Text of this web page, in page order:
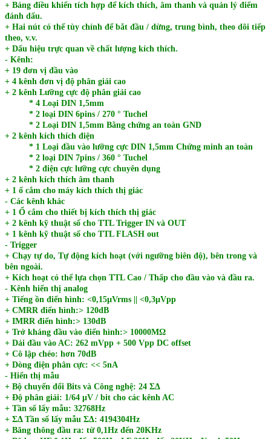
+ Bảng điều khiển tích hợp để kích thích, âm thanh và quản lý điểm
đánh dấu.
+ Hai nút có thể tùy chỉnh để bắt đầu / dừng, trung bình, theo dõi tiếp
theo, v.v.
+ Dấu hiệu trực quan về chất lượng kích thích.
- Kênh:
+ 19 đơn vị đầu vào
+ 4 kênh đơn vị độ phân giải cao
+ 2 kênh Lưỡng cực độ phân giải cao
* 4 Loại DIN 1,5mm
* 2 loại DIN 6pins / 270 ° Tuchel
* 2 Loại DIN 1,5mm Bằng chứng an toàn GND
+ 2 kênh kích thích điện
* 1 Loại đầu vào lưỡng cực DIN 1,5mm Chứng minh an toàn
* 2 loại DIN 7pins / 360 ° Tuchel
* 2 điện cực lưỡng cực chuyên dụng
+ 2 kênh kích thích âm thanh
+ 1 ổ cắm cho máy kích thích thị giác
- Các kênh khác
+ 1 Ổ cắm cho thiết bị kích thích thị giác
+ 2 kênh kỹ thuật số cho TTL Trigger IN và OUT
+ 1 kênh kỹ thuật số cho TTL FLASH out
- Trigger
+ Chạy tự do, Tự động kích hoạt (với ngưỡng biên độ), bên trong và
bên ngoài.
+ Kích hoạt có thể lựa chọn TTL Cao / Thấp cho đầu vào và đầu ra.
- Kênh hiển thị analog
+ Tiếng ồn điển hình: <0,15µVrms || <0,3µVpp
+ CMRR điển hình:> 120dB
+ IMRR điển hình:> 130dB
+ Trở kháng đầu vào điển hình:> 10000MΩ
+ Dải đầu vào AC: 262 mVpp + 500 Vpp DC offset
+ Cô lập chéo: hơn 70dB
+ Dòng điện phân cực: << 5nA
- Hiển thị mẫu
+ Bộ chuyển đổi Bits và Công nghệ: 24 ΣΔ
+ Độ phân giải: 1/64 μV / bit cho các kênh AC
+ Tần số lấy mẫu: 32768Hz
+ ΣΔ Tần số lấy mẫu ΣΔ: 4194304Hz
+ Băng thông đầu ra: từ 0,1Hz đến 20KHz